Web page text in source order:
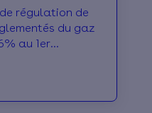
régulation de
du gaz
au 1er
mois d’août :